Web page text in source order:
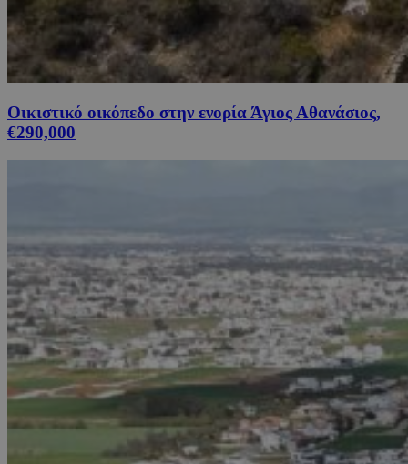
Οικιστικό οικόπεδο στην ενορία Άγιος Αθανάσιος,
€290,000